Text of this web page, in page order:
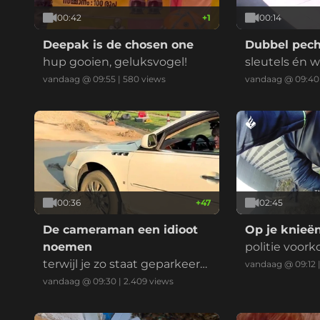
00:42 +1
Deepak is de chosen one
hup gooien, geluksvogel!
vandaag @ 09:55 | 580 views
00:14
Dubbel pech
sleutels én
ren door een
vandaag @ 09:40
00:36 +47
De cameraman een idioot
noemen
terwijl je zo staat geparkeer
d...
vandaag @ 09:30 | 2.409 views
02:45
Op je
politie
iquidatie,
vandaag @ 09:12|